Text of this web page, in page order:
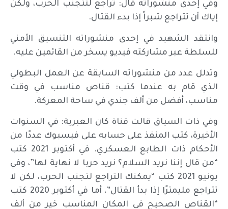
وفي إحدى منشوراته قال: تراجع لتتجنب الحرب، ولكن
إياك أن تتراجع شبراً إذا بدء القتال.
وانتقد الشهيد في إحدى منشوراته التنسيق الأمني
للسلطة عبر مشاركته فيديو يسخر من القائمين عليه.
وتدلل عدد من منشوراته السابقة عن العمل البطولي
الذي قام به عندما كتب: قناص مناسب في وقت
مناسب، أفضل من ألف جندي في ساحة المعركة.
وفي ذات السياق قالت قناة كان العبرية: في السنوات
الأخيرة، كتب المنفذ على حسابه على فيسبوك عددًا من
الأحكام ذات الطابع العسكري. في أكتوبر 2021 كتب
“من قال إننا نريد السلام؟ نريد حربا لا نهاية لها”، وفي
يونيو 2021 كتب “يمكنك التراجع لتجنب الحرب، لكن لا
تتراجع مليمترًا إذا بدأ القتال”، أما في أكتوبر 2020 كتب
“القناص الصحيح في المكان المناسب خير من ألف